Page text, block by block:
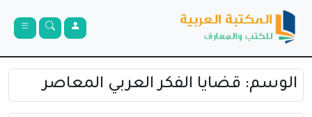
الوسم: قضايا الفكر العربي المعاصر